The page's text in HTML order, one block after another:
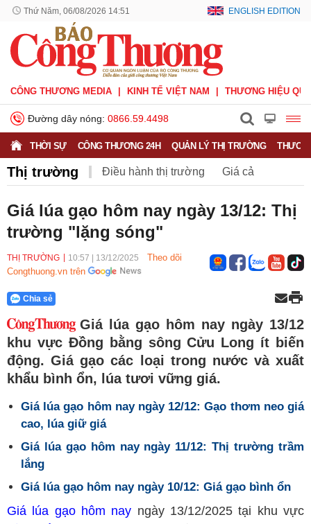
Thứ Năm, 06/08/2026 14:51 ENGLISH EDITION
CÔNG THƯƠNG MEDIA KINH TẾ VIỆT NAM THƯƠNG HIỆU
Đường dây nóng: 0866.59.4498
THỜI SỰ CÔNG THƯƠNG 24H QUẢN LÝ THỊ TRƯỜNG
Thị trường Điều hành thị trường Giá cả
Giá lúa gạo hôm nay ngày 13/12: Thị
trường "lặng sóng"
THỊ TRƯỜNG 10:57 13/12/2025
Theo dõi
Congthuong.vn trên
Chia sẻ
Giá lúa gạo hôm nay ngày 13/12
khu vực Đồng bằng sông Cửu Long ít biến
động. Giá gạo các loại trong nước và xuất
khẩu bình ổn, lúa tươi vững giá.
Giá lúa gạo hôm nay ngày 12/12: Gạo thơm neo giá
cao, lúa giữ giá
Giá lúa gạo hôm nay ngày 11/12: Thị trường trầm
lắng
Giá lúa gạo hôm nay ngày 10/12: Giá gạo bình ổn
Giá lúa gạo hôm nay ngày 13/12/2025 tại khu vực